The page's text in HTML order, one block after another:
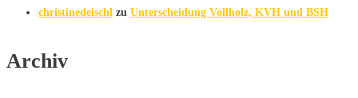
christinedeischl zu Unterscheidung Vollholz, KVH und BSH
Archiv